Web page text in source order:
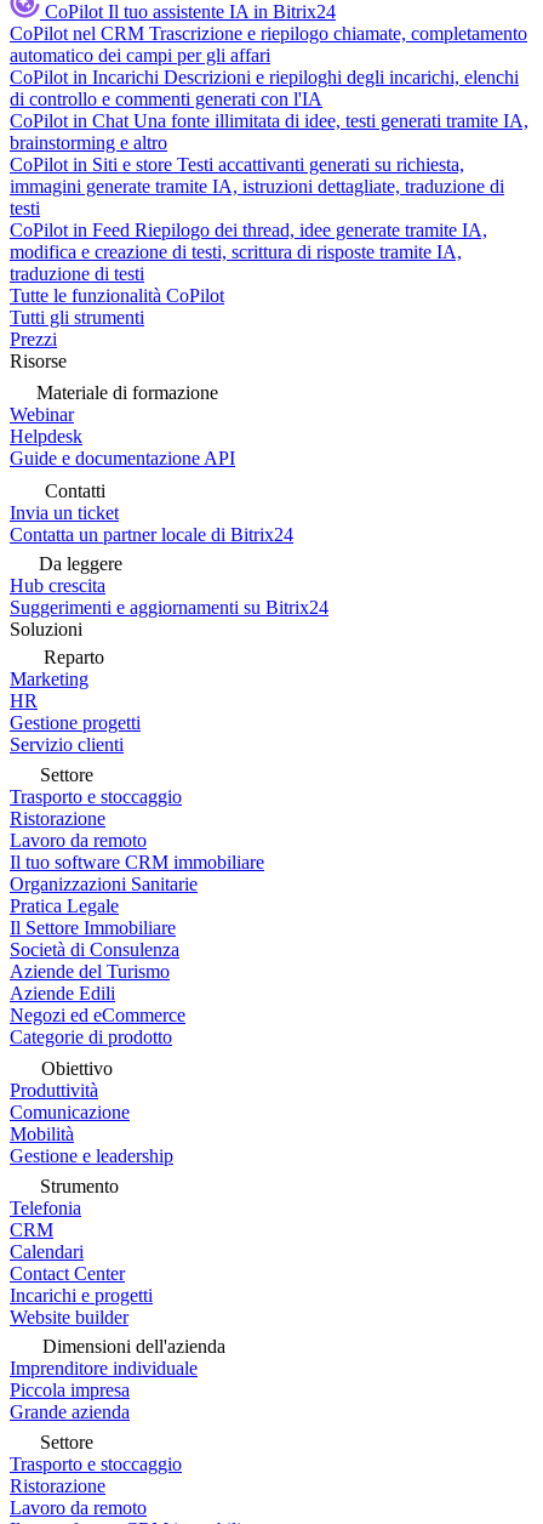
CoPilot Il tuo assistente IA in Bitrix24
CoPilot nel CRM Trascrizione e riepilogo chiamate, completamento
automatico dei campi per gli affari
CoPilot in Incarichi Descrizioni e riepiloghi degli incarichi, elenchi
di controllo e commenti generati con l'IA
CoPilot in Chat Una fonte illimitata di idee, testi generati tramite IA,
brainstorming e altro
CoPilot in Siti e store Testi accattivanti generati su richiesta,
immagini generate tramite IA, istruzioni dettagliate, traduzione di
testi
CoPilot in Feed Riepilogo dei thread, idee generate tramite IA,
modifica e creazione di testi, scrittura di risposte tramite IA,
traduzione di testi
Tutte le funzionalità CoPilot
Tutti gli strumenti
Prezzi
Risorse
Materiale di formazione
Webinar
Helpdesk
Guide e documentazione API
Contatti
Invia un ticket
Contatta un partner locale di Bitrix24
Da leggere
Hub crescita
Suggerimenti e aggiornamenti su Bitrix24
Soluzioni
Reparto
Marketing
HR
Gestione progetti
Servizio clienti
Settore
Trasporto e stoccaggio
Ristorazione
Lavoro da remoto
Il tuo software CRM immobiliare
Organizzazioni Sanitarie
Pratica Legale
Il Settore Immobiliare
Società di Consulenza
Aziende del Turismo
Aziende Edili
Negozi ed eCommerce
Categorie di prodotto
Obiettivo
Produttività
Comunicazione
Mobilità
Gestione e leadership
Strumento
Telefonia
CRM
Calendari
Contact Center
Incarichi e progetti
Website builder
Dimensioni dell'azienda
Imprenditore individuale
Piccola impresa
Grande azienda
Settore
Trasporto e stoccaggio
Ristorazione
Lavoro da remoto